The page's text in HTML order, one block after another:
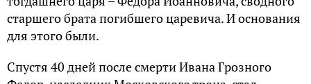
старшего брата погибшего царевича. И основания
для этого были.
Спустя 40 дней после смерти Ивана Грозного